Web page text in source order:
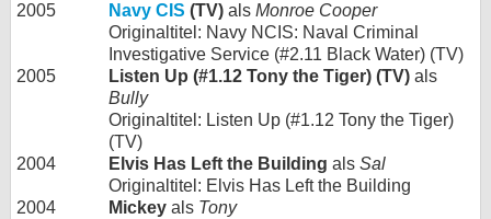
2005
Navy CIS (TV) als Monroe Cooper
Originaltitel: Navy NCIS: Naval Criminal
Investigative Service (#2.11 Black Water) (TV)
2005
Listen Up (#1.12 Tony the Tiger) (TV) als
Bully
Originaltitel: Listen Up (#1.12 Tony the Tiger)
(TV)
2004
Elvis Has Left the Building als Sal
Originaltitel: Elvis Has Left the Building
2004
Mickey als Tony